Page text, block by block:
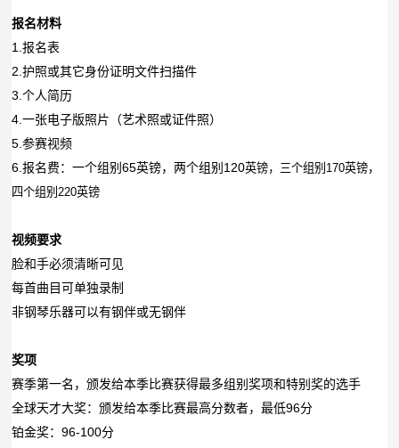
报名材料
1.报名表
2.护照或其它身份证明文件扫描件
3.个人简历
4.一张电子版照片（艺术照或证件照）
5.参赛视频
6.报名费：一个组别65英镑，两个组别120英镑，三个组别170英镑，
四个组别220英镑
视频要求
脸和手必须清晰可见
每首曲目可单独录制
非钢琴乐器可以有钢伴或无钢伴
奖项
赛季第一名，颁发给本季比赛获得最多组别奖项和特别奖的选手
全球天才大奖：颁发给本季比赛最高分数者，最低96分
铂金奖：96-100分